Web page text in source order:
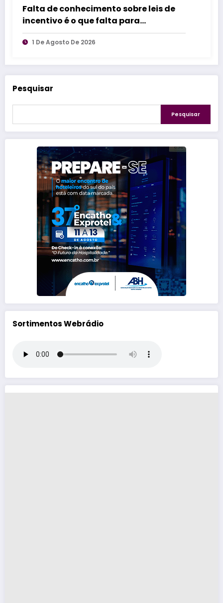
Falta de conhecimento sobre leis de
incentivo é o que falta para
impulsionar inovação industrial
1 De Agosto De 2026
Pesquisar
Pesquisar
Sortimentos Webrádio